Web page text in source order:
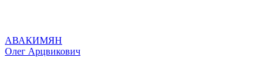
АВАКИМЯН
Олег Арцвикович